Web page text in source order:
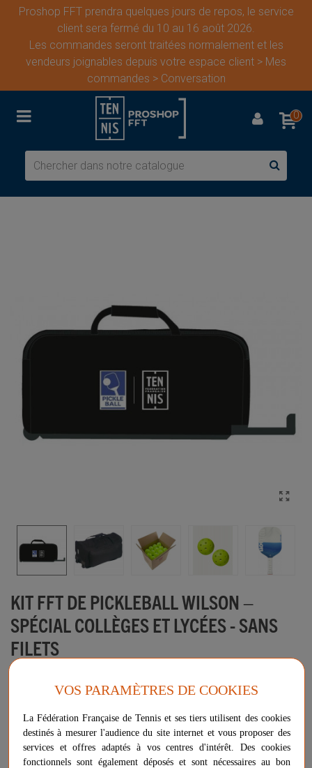
Proshop FFT prendra quelques jours de repos, le service
client sera fermé du 10 au 16 août 2026.
Les commandes seront traitées normalement et les
vendeurs joignables depuis votre espace client > Mes
commandes > Conversation
0
KIT FFT DE PICKLEBALL WILSON –
SPÉCIAL COLLÈGES ET LYCÉES - SANS
FILETS
sportives proposées dans votre établissement et encourager la
pratique régulière du pickleball.
VOS PARAMÈTRES DE COOKIES
La Fédération Française de Tennis et ses tiers utilisent des cookies
destinés à mesurer l'audience du site internet et vous proposer des
services et offres adaptés à vos centres d'intérêt. Des cookies
fonctionnels sont également déposés et sont nécessaires au bon